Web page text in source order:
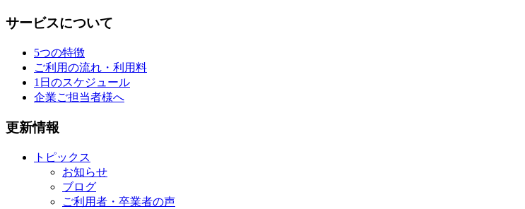
サービスについて
5つの特徴
ご利用の流れ・利用料
1日のスケジュール
企業ご担当者様へ
更新情報
トピックス
お知らせ
ブログ
ご利用者・卒業者の声